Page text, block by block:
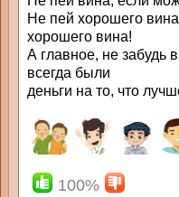
Не пей хорошего
хорошего вина!
А главное, не забудь
всегда были
деньги на то, что
100%